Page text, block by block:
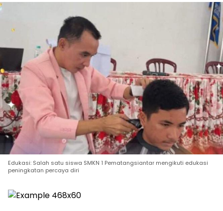
Edukasi: Salah satu siswa SMKN 1 Pematangsiantar mengikuti edukasi
peningkatan percaya diri